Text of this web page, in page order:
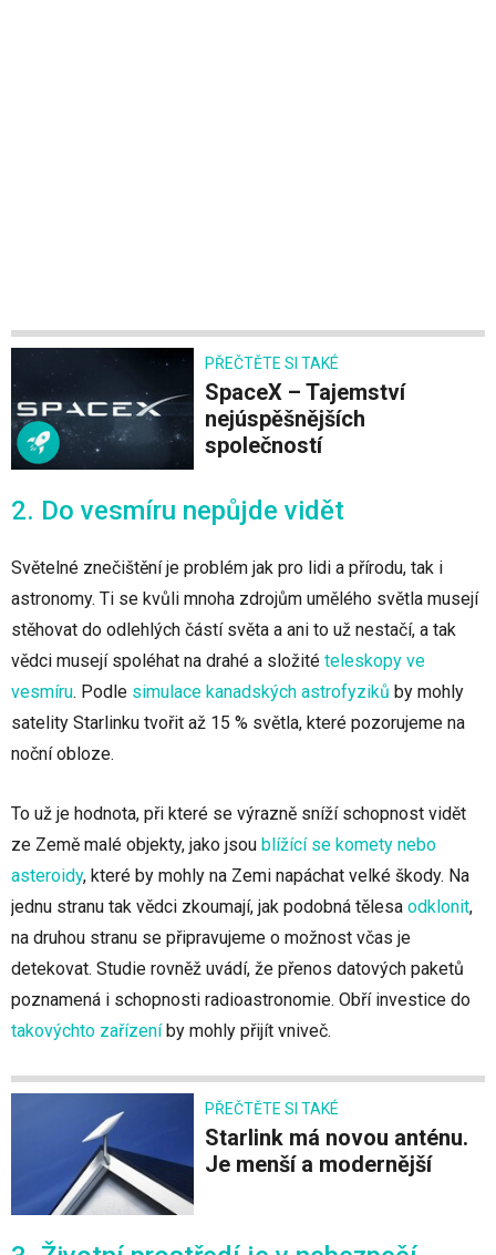
PŘEČTĚTE SI TAKÉ
SpaceX – Tajemství
nejúspěšnějších
společností
2. Do vesmíru nepůjde vidět
Světelné znečištění je problém jak pro lidi a přírodu, tak i
astronomy. Ti se kvůli mnoha zdrojům umělého světla musejí
stěhovat do odlehlých částí světa a ani to už nestačí, a tak
vědci musejí spoléhat na drahé a složité teleskopy ve
vesmíru. Podle simulace kanadských astrofyziků by mohly
satelity Starlinku tvořit až 15 % světla, které pozorujeme na
noční obloze.
To už je hodnota, při které se výrazně sníží schopnost vidět
ze Země malé objekty, jako jsou blížící se komety nebo
asteroidy, které by mohly na Zemi napáchat velké škody. Na
jednu stranu tak vědci zkoumají, jak podobná tělesa odklonit,
na druhou stranu se připravujeme o možnost včas je
detekovat. Studie rovněž uvádí, že přenos datových paketů
poznamená i schopnosti radioastronomie. Obří investice do
takovýchto zařízeníby mohly přijít vniveč.
PŘEČTĚTE SI TAKÉ
Starlink má novou anténu.
Je menší a modernější